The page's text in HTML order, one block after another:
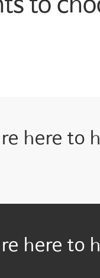
here to
here to